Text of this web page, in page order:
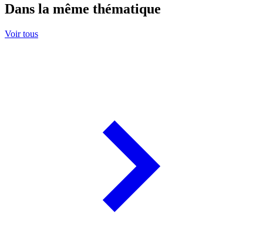
Dans la même thématique
Voir tous